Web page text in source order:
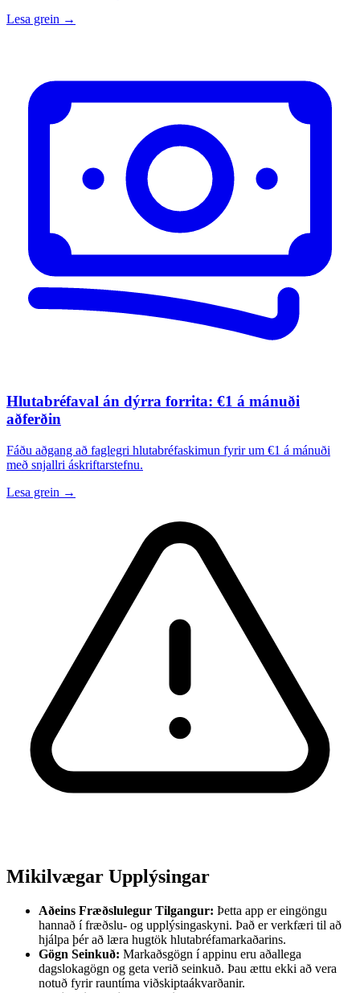
Lesa grein →
Hlutabréfaval án dýrra forrita: €1 á mánuði
aðferðin
Fáðu aðgang að faglegri hlutabréfaskimun fyrir um €1 á mánuði
með snjallri áskriftarstefnu.
Lesa grein →
Mikilvægar Upplýsingar
Aðeins Fræðslulegur Tilgangur: Þetta app er eingöngu
hannað í fræðslu- og upplýsingaskyni. Það er verkfæri til að
hjálpa þér að læra hugtök hlutabréfamarkaðarins.
Gögn Seinkuð: Markaðsgögn í appinu eru aðallega
dagslokagögn og geta verið seinkuð. Þau ættu ekki að vera
notuð fyrir rauntíma viðskiptaákvarðanir.